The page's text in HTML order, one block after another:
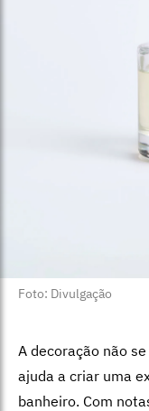
Foto: Divulgação
A decoração não
ajuda a criar uma
banheiro. Com